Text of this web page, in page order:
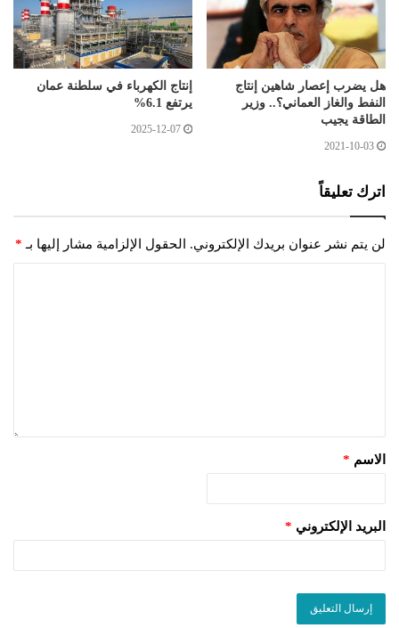
هل يضرب إعصار شاهين إنتاج
النفط والغاز العماني؟.. وزير
الطاقة يجيب
2021-10-03
إنتاج الكهرباء في سلطنة عمان
يرتفع 6.1%
2025-12-07
اترك تعليقاً
لن يتم نشر عنوان بريدك الإلكتروني. الحقول الإلزامية مشار إليها بـ *
الاسم *
البريد الإلكتروني *